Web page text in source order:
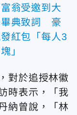
翁受邀到大
畢典致詞 豪
紅包「每人3
」
對於追授林徽
時表示，「我
納曾說，「林